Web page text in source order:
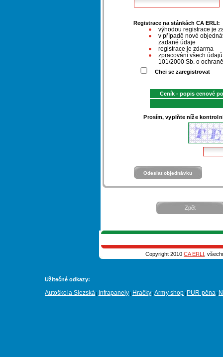
Registrace na stánkách CA ERLI:
výhodou registrace je
v případě nové
zadané údaje
registrace je zdarma
zpracování všech
101/2000 Sb. o
Chci se zaregistrovat
Ceník - popis cenové
Prosím, vyplňte níže
Zpět
Copyright 2010CA ERLI ,
Užitečné odkazy:
Autoškola Slezská Infrapanely Hračky |Army shop PUR pěna|